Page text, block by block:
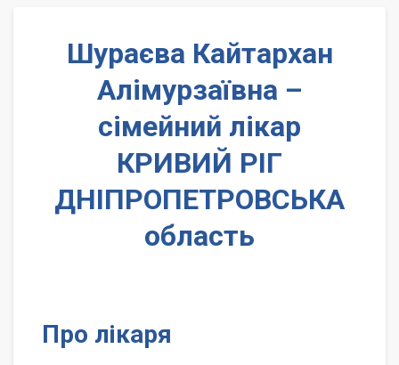
Шураєва Кайтархан
Алімурзаївна –
сімейний лікар
КРИВИЙ РІГ
ДНІПРОПЕТРОВСЬКА
область
Про лікаря